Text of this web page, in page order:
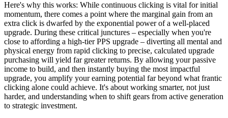
Here's why this works: While continuous clicking is vital for initial
momentum, there comes a point where the marginal gain from an
extra click is dwarfed by the exponential power of a well-placed
upgrade. During these critical junctures – especially when you're
close to affording a high-tier PPS upgrade – diverting all mental and
physical energy from rapid clicking to precise, calculated upgrade
purchasing will yield far greater returns. By allowing your passive
income to build, and then instantly buying the most impactful
upgrade, you amplify your earning potential far beyond what frantic
clicking alone could achieve. It's about working smarter, not just
harder, and understanding when to shift gears from active generation
to strategic investment.